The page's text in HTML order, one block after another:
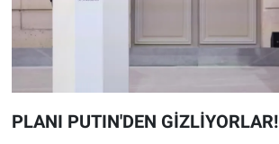
PLANI PUTIN'DEN GİZLİYORLAR!